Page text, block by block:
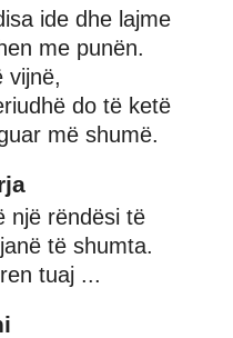
ide dhe lajme
me punën.
vijnë,
do të ketë
më shumë.
një rëndësi të
të shumta.
tuaj ...